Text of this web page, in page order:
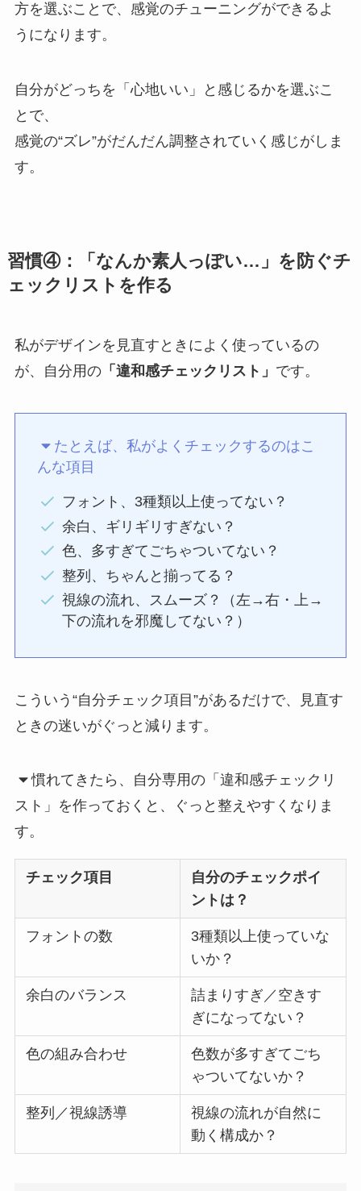
方を選ぶことで、感覚のチューニングができるよ
うになります。
自分がどっちを「心地いい」と感じるかを選ぶこ
とで、
感覚の“ズレ”がだんだん調整されていく感じがしま
す。
習慣④：「なんか素人っぽい…」を防ぐチ
ェックリストを作る
私がデザインを見直すときによく使っているの
が、自分用の「違和感チェックリスト」 です。
たとえば、私がよくチェックするのはこ
んな項目
フォント、3種類以上使ってない？
余白、ギリギリすぎない？
色、多すぎてごちゃついてない？
整列、ちゃんと揃ってる？
視線の流れ、スムーズ？（左→右・上→
下の流れを邪魔してない？）
こういう“自分チェック項目”があるだけで、見直す
ときの迷いがぐっと減ります。
慣れてきたら、自分専用の「違和感チェックリ
スト」を作っておくと、ぐっと整えやすくなりま
す。
チェック項目
自分のチェックポイ
ントは？
フォントの数
3種類以上使っていな
いか？
余白のバランス
詰まりすぎ／空きす
ぎになってない？
色の組み合わせ
色数が多すぎてごち
ゃついてないか？
整列／視線誘導
視線の流れが自然に
動く構成か？